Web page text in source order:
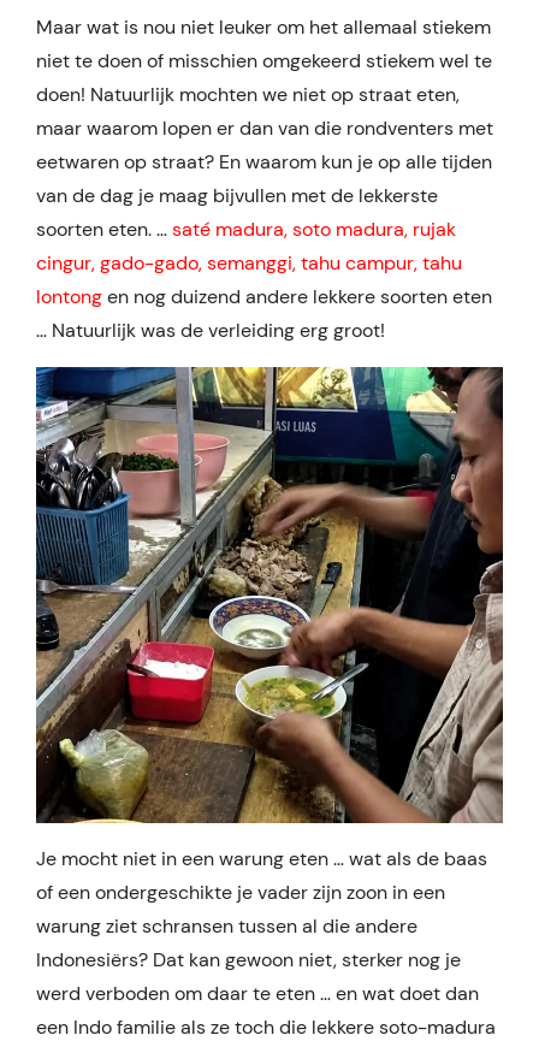
Maar wat is nou niet leuker om het allemaal stiekem
niet te doen of misschien omgekeerd stiekem wel te
doen! Natuurlijk mochten we niet op straat eten,
maar waarom lopen er dan van die rondventers met
eetwaren op straat? En waarom kun je op alle tijden
van de dag je maag bijvullen met de lekkerste
soorten eten. …saté madura, soto madura, rujak
cingur, gado-gado, semanggi, tahu campur, tahu
lontongen nog duizend andere lekkere soorten eten
… Natuurlijk was de verleiding erg groot!
Je mocht niet in een warung eten … wat als de baas
of een ondergeschikte je vader zijn zoon in een
warung ziet schransen tussen al die andere
Indonesiërs? Dat kan gewoon niet, sterker nog je
werd verboden om daar te eten … en wat doet dan
een Indo familie als ze toch die lekkere soto-madura